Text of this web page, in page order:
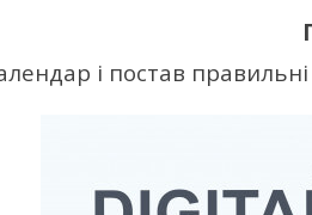
і постав правильні